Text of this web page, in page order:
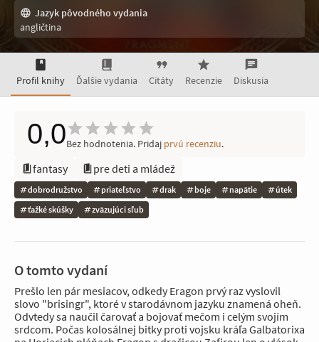
Jazyk pôvodného vydania
angličtina
Profil knihy Ďalšie vydania Citáty Recenzie Diskusia
0,0Bez hodnotenia. Pridaj prvú recenziu.
fantasy pre deti a mládež
dobrodružstvo priateľstvo drak boje napätie
útek
ťažké skúšky
zväzujúci sľub
O tomto vydaní
Prešlo len pár mesiacov, odkedy Eragon prvý raz vyslovil
slovo "brisingr", ktoré v starodávnom jazyku znamená oheň.
Odvtedy sa naučil čarovať a bojovať mečom i celým svojím
srdcom. Počas kolosálnej bitky proti vojsku kráľa Galbatorixa